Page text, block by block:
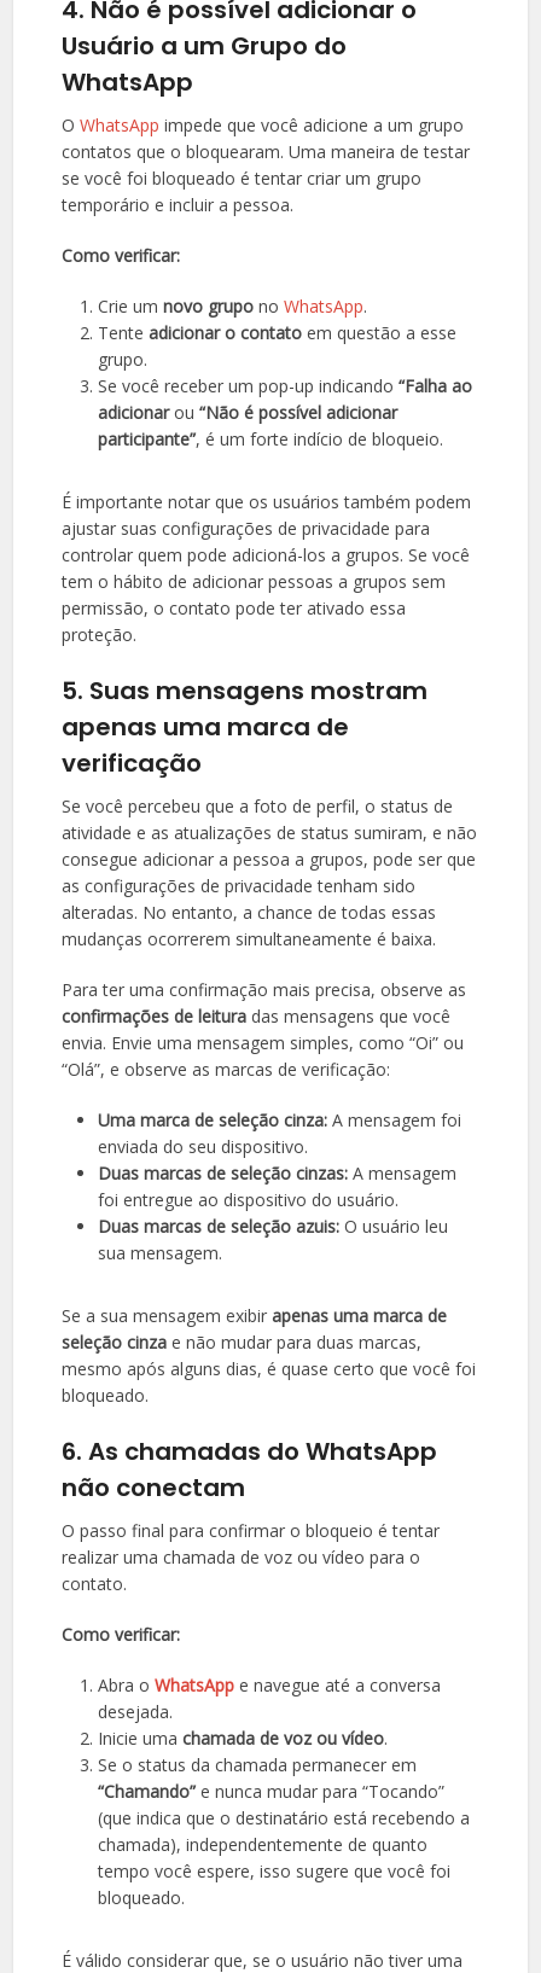
4. Não é possível adicionar o
Usuário a um Grupo do
WhatsApp
OWhatsApp impede que você adicione a um grupo
contatos que o bloquearam. Uma maneira de testar
se você foi bloqueado é tentar criar um grupo
temporário e incluir a pessoa.
Como verificar:
Crie umnovo grupo noWhatsApp.
Tenteadicionar o contato em questão a esse
grupo.
Se você receber um pop-up indicando“Falha ao
adicionarou“Não é possível adicionar
participante”, é um forte indício de bloqueio.
É importante notar que os usuários também podem
ajustar suas configurações de privacidade para
controlar quem pode adicioná-los a grupos. Se você
tem o hábito de adicionar pessoas a grupos sem
permissão, o contato pode ter ativado essa
proteção.
5. Suas mensagens mostram
apenas uma marca de
verificação
Se você percebeu que a foto de perfil, o status de
atividade e as atualizações de status sumiram, e não
consegue adicionar a pessoa a grupos, pode ser que
as configurações de privacidade tenham sido
alteradas. No entanto, a chance de todas essas
mudanças ocorrerem simultaneamente é baixa.
Para ter uma confirmação mais precisa, observe as
confirmações de leitura das mensagens que você
envia. Envie uma mensagem simples, como “Oi” ou
“Olá”, e observe as marcas de verificação:
Uma marca de seleção cinza: A mensagem foi
enviada do seu dispositivo.
Duas marcas de seleção cinzas: A mensagem
foi entregue ao dispositivo do usuário.
Duas marcas de seleção azuis: O usuário leu
sua mensagem.
Se a sua mensagem exibirapenas uma marca de
seleção cinza e não mudar para duas marcas,
mesmo após alguns dias, é quase certo que você foi
bloqueado.
6. As chamadas do WhatsApp
não conectam
O passo final para confirmar o bloqueio é tentar
realizar uma chamada de voz ou vídeo para o
contato.
Como verificar:
Abra oWhatsApp e navegue até a conversa
desejada.
Inicie umachamada de voz ou vídeo.
Se o status da chamada permanecer em
“Chamando” e nunca mudar para “Tocando”
(que indica que o destinatário está recebendo a
chamada), independentemente de quanto
tempo você espere, isso sugere que você foi
bloqueado.
É válido considerar que, se o usuário não tiver uma